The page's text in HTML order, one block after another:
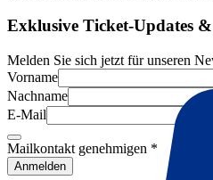
Exklusive Ticket-Updates
Melden Sie sich jetzt für unseren
Vorname
Nachname
E-Mail
Mailkontakt genehmigen *
Anmelden